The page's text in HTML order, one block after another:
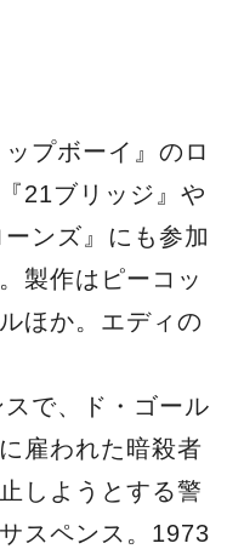
プボーイ』のロ
21ブリッジ』や
ンズ』にも参加
製作はピーコッ
ほか。エディの
で、ド・ゴール
雇われた暗殺者
しようとする警
スペンス。1973